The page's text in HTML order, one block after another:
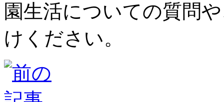
園生活についての質問
けください。